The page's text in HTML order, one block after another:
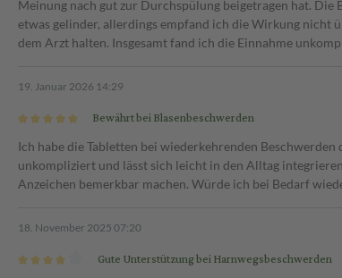
Meinung nach gut zur Durchspülung beigetragen hat.
etwas gelinder, allerdings empfand ich die Wirkung nicht
dem Arzt halten. Insgesamt fand ich die Einnahme
19. Januar 2026 14:29
Bewährt bei Blasenbeschwerden
Ich habe die Tabletten bei wiederkehrenden
unkompliziert und lässt sich leicht in den Alltag
Anzeichen bemerkbar machen. Würde ich bei Bedarf
18. November 2025 07:20
Gute Unterstützung bei Harnwegsbeschwerden